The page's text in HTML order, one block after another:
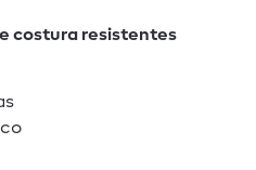
costura resistentes